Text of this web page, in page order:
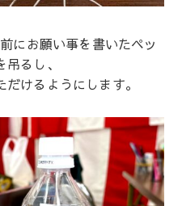
にお願い事を書いたペッ
吊るし、
けるようにします。